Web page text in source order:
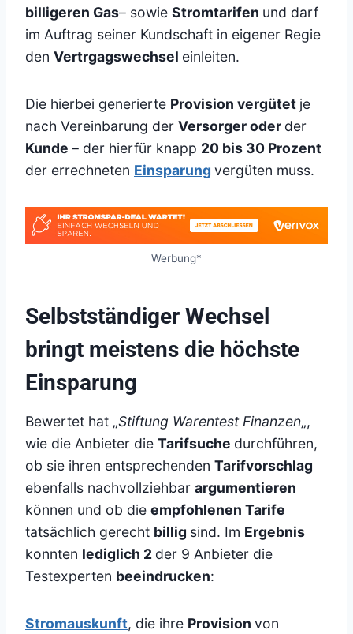
billigeren Gas– sowie Stromtarifen und darf
im Auftrag seiner Kundschaft in eigener Regie
den Vertrgagswechsel einleiten.
Die hierbei generierte Provision vergütet je
nach Vereinbarung der Versorger oder der
Kunde – der hierfür knapp 20 bis 30 Prozent
der errechneten Einsparung vergüten muss.
Werbung*
Selbstständiger Wechsel
bringt meistens die höchste
Einsparung
Bewertet hat „Stiftung Warentest Finanzen„,
wie die Anbieter die Tarifsuche durchführen,
ob sie ihren entsprechenden Tarifvorschlag
ebenfalls nachvollziehbar argumentieren
können und ob die empfohlenen Tarife
tatsächlich gerecht billig sind. Im Ergebnis
konnten lediglich 2 der 9 Anbieter die
Testexperten beeindrucken:
Stromauskunft, die ihre Provision von